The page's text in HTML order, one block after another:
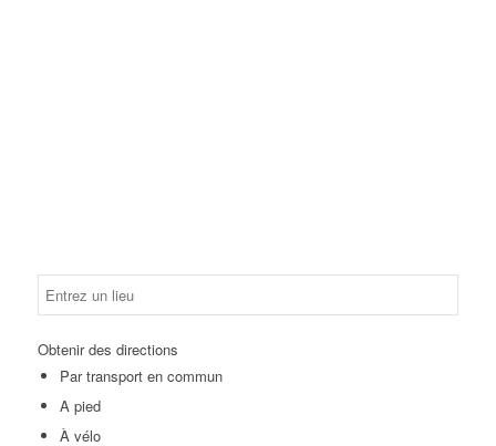
Obtenir des directions
Par transport en commun
A pied
À vélo